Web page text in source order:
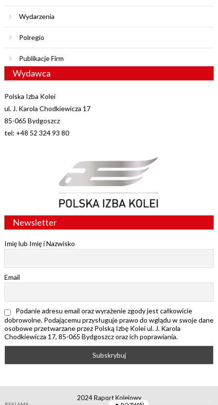
Wydarzenia
Polregio
Publikacje Firm
Wydawca
Polska Izba Kolei
ul. J. Karola Chodkiewicza 17
85-065 Bydgoszcz
tel: +48 52 324 93 80
Newsletter
Imię lub Imię i Nazwisko
Email
Podanie adresu email oraz wyrażenie zgody jest całkowicie
dobrowolne. Podającemu przysługuje prawo do wglądu w swoje dane
osobowe przetwarzane przez Polską Izbę Kolei ul. J. Karola
Chodkiewicza 17, 85-065 Bydgoszcz oraz ich poprawiania.
2024 Raport Kolejowy